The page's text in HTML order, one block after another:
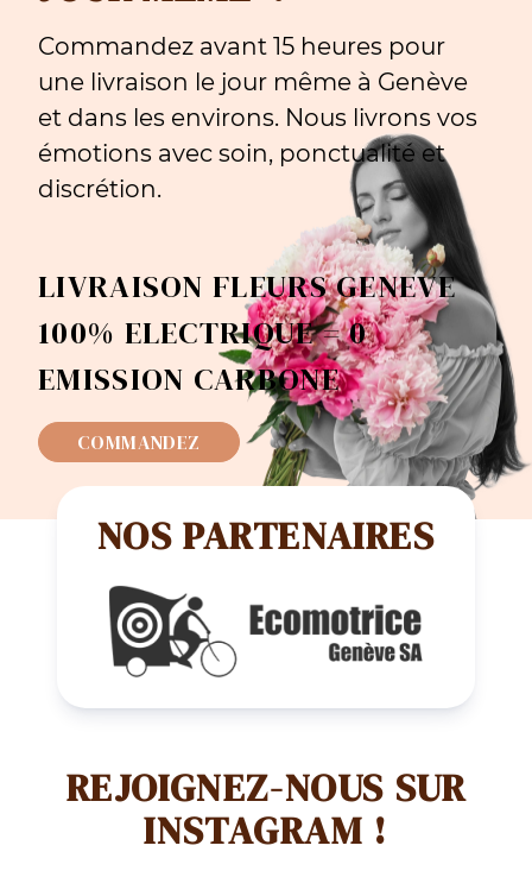
Commandez avant 15 heures pour
une livraison le jour même à Genève
et dans les environs. Nous livrons vos
émotions avec soin, ponctualité et
discrétion.
LIVRAISON FLEURS GENEVE
100% ELECTRIQUE = 0
EMISSION CARBONE
COMMANDEZ
NOS PARTENAIRES
REJOIGNEZ-NOUS SUR
INSTAGRAM !